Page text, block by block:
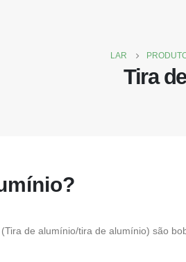
LAR
Tira
de alumínio/tira de alumínio) são